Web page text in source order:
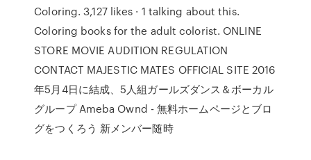
Coloring. 3,127 likes · 1 talking about this.
Coloring books for the adult colorist. ONLINE
STORE MOVIE AUDITION REGULATION
CONTACT MAJESTIC MATES OFFICIAL SITE 2016
年5月4日に結成、5人組ガールズダンス＆ボーカル
グループ Ameba Ownd - 無料ホームページとブロ
グをつくろう 新メンバー随時